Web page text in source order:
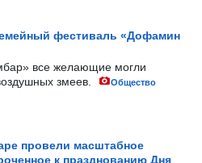
фестиваль «Дофамин
все желающие могли
змеев.
Общество
провели масштабное
к празднованию Дня